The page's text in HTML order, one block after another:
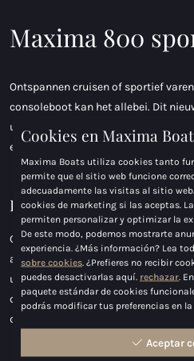
Maxima 800
Ontspannen cruisen of sportief
consoleboot kan het allebei. Dit
uitbreiding van de Maxima Sport-lijn
en indrukwekkende
Diseño inteligente y gran
Gracias al paso de la bañera a la
asiento circular en la proa, esta
una libertad de movimiento
con cojines ergonómicos
durante la navegación como al
Cookies en Maxima
Maxima Boats utiliza cookies tanto
permite que el sitio web funcione
adecuadamente las visitas al sitio
cookies de marketing si las aceptas.
permiten personalizar y optimizar la
De este modo, podemos mostrarte
experiencia. ¿Más información? Lea
sobre cookies . ¿Prefieres no recibir
puedes desactivarlas aquí. rechazar .
paquete estándar de cookies
podrás modificar tus preferencias en la
Aceptar